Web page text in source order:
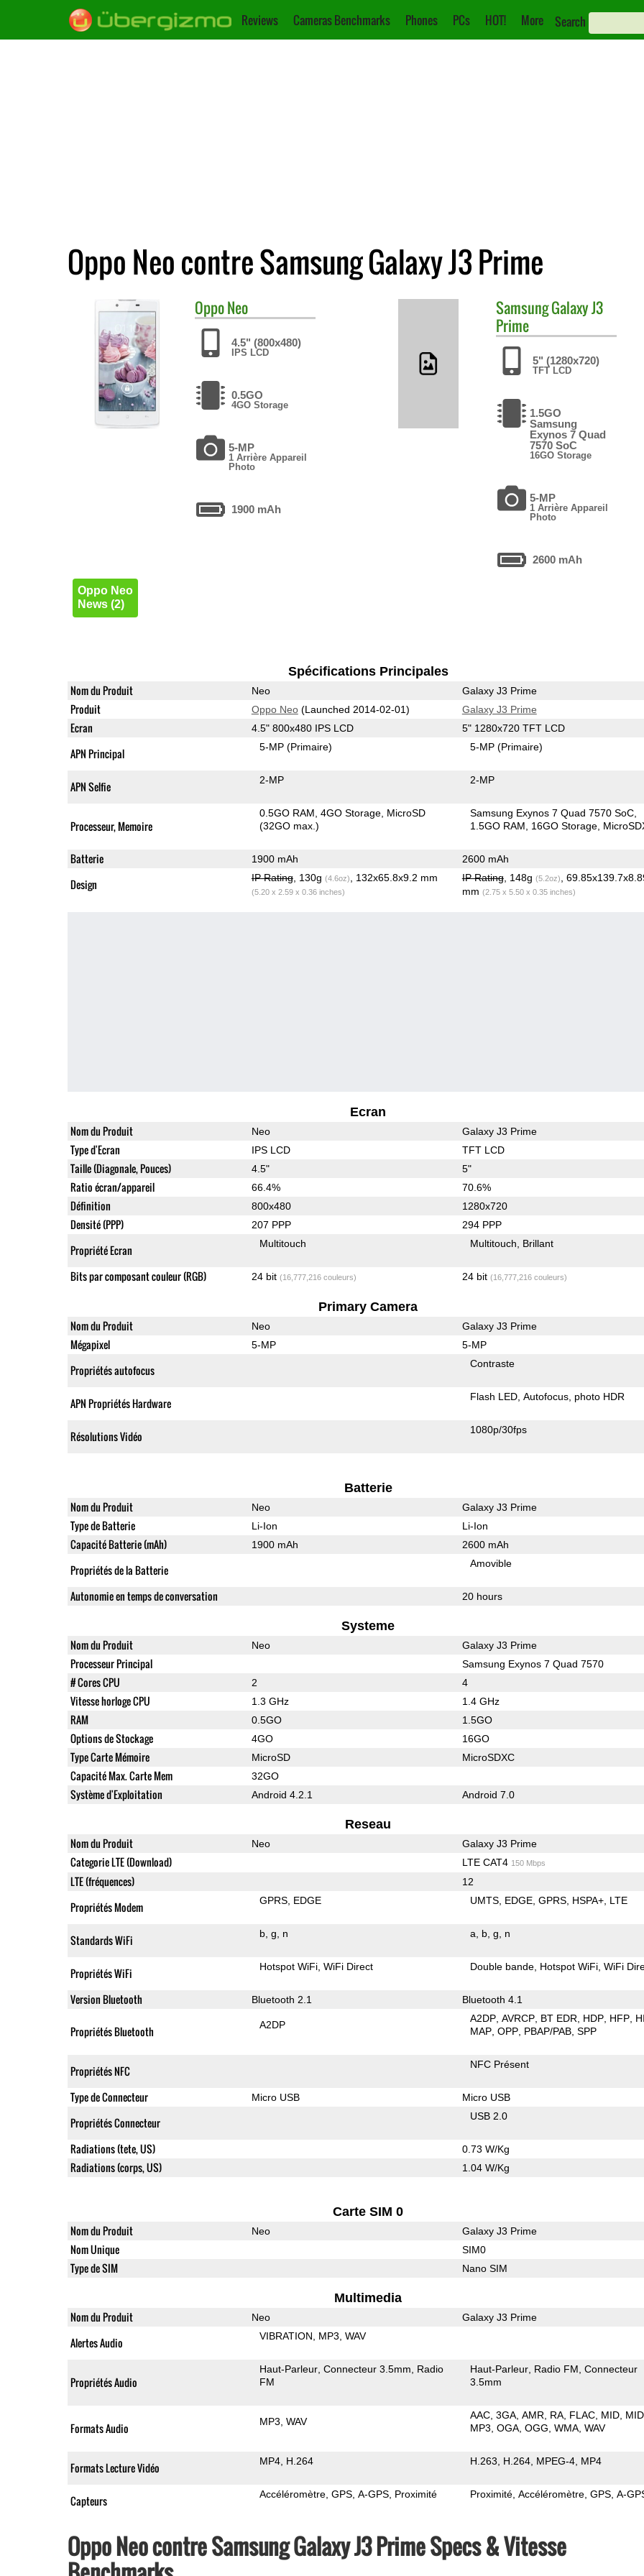
Reviews Cameras Benchmarks Phones PCs HOT! More Search
Oppo Neo contre Samsung Galaxy J3 Prime
OppoNeo
4.5" (800x480)
IPS LCD
0.5GO
4GO Storage
5-MP
1 Arrière Appareil
Photo
1900 mAh
Oppo Neo
News (2)
SamsungGalaxy J3
Prime
5" (1280x720)
TFT LCD
1.5GO
Samsung
Exynos 7 Quad
7570 SoC
16GO Storage
5-MP
1 Arrière Appareil
Photo
2600 mAh
Spécifications Principales
Nom du Produit Neo Galaxy J3 Prime
Produit Oppo Neo(Launched 2014-02-01) Galaxy J3 Prime
Ecran 4.5" 800x480 IPS LCD 5" 1280x720 TFT LCD
APN Principal 5-MP(Primaire) 5-MP(Primaire)
APN Selfie 2-MP 2-MP
Processeur, Memoire
0.5GO RAM 4GO Storage MicroSD
(32GO max.)
Samsung Exynos 7 Quad 7570 SoC
1.5GO RAM
16GO Storage
Batterie 1900 mAh 2600 mAh
Design IP Rating, 130g (4.6oz) , 132x65.8x9.2 mm
(5.20 x 2.59 x 0.36 inches)
IP Rating, 148g (5.2oz)
,
mm (2.75 x 5.50 x 0.35 inches)
Ecran
Nom du Produit Neo Galaxy J3 Prime
Type d'Ecran IPS LCD TFT LCD
Taille (Diagonale, Pouces) 4.5" 5"
Ratio écran/appareil 66.4% 70.6%
Définition 800x480 1280x720
Densité (PPP) 207 PPP 294 PPP
Propriété Ecran Multitouch Multitouch Brillant
Bits par composant couleur (RGB) 24 bit (16,777,216 couleurs) 24 bit (16,777,216 couleurs)
Primary Camera
Nom du Produit Neo Galaxy J3 Prime
Mégapixel 5-MP 5-MP
Propriétés autofocus Contraste
APN Propriétés Hardware Flash LED Autofocus photo HDR
Résolutions Vidéo 1080p/30fps
Batterie
Nom du Produit Neo Galaxy J3 Prime
Type de Batterie Li-Ion Li-Ion
Capacité Batterie (mAh) 1900 mAh 2600 mAh
Propriétés de la Batterie Amovible
Autonomie en temps de conversation 20 hours
Systeme
Nom du Produit Neo Galaxy J3 Prime
Processeur Principal Samsung Exynos 7 Quad 7570
# Cores CPU 2 4
Vitesse horloge CPU 1.3 GHz 1.4 GHz
RAM 0.5GO 1.5GO
Options de Stockage 4GO 16GO
Type Carte Mémoire MicroSD MicroSDXC
Capacité Max. Carte Mem 32GO
Système d'Exploitation Android 4.2.1 Android 7.0
Reseau
Nom du Produit Neo Galaxy J3 Prime
Categorie LTE (Download) LTE CAT4 150 Mbps
LTE (fréquences) 12
Propriétés Modem GPRS EDGE UMTS EDGE GPRS HSPA+ LTE
Standards WiFi b g n a b g n
Propriétés WiFi Hotspot WiFi WiFi Direct Double bande Hotspot WiFi WiFi
Version Bluetooth Bluetooth 2.1 Bluetooth 4.1
Propriétés Bluetooth A2DP
A2DP AVRCP BT EDR HDP HFP
MAP OPP PBAP/PAB SPP
Propriétés NFC NFC Présent
Type de Connecteur Micro USB Micro USB
Propriétés Connecteur USB 2.0
Radiations (tete, US) 0.73 W/Kg
Radiations (corps, US) 1.04 W/Kg
Carte SIM 0
Nom du Produit Neo Galaxy J3 Prime
Nom Unique SIM0
Type de SIM Nano SIM
Multimedia
Nom du Produit Neo Galaxy J3 Prime
Alertes Audio VIBRATION MP3 WAV
Propriétés Audio
Haut-Parleur Connecteur 3.5mm
Radio
FM
Haut-Parleur Radio FM Connecteur
3.5mm
Formats Audio MP3 WAV
AAC 3GA AMR RA FLAC MID
MP3 OGA OGG WMA WAV
Formats Lecture Vidéo MP4 H.264 H.263 H.264 MPEG-4 MP4
Capteurs Accéléromètre GPS A-GPS Proximité Proximité Accéléromètre GPS A-
Oppo Neo contre Samsung Galaxy J3 Prime Specs & Vitesse